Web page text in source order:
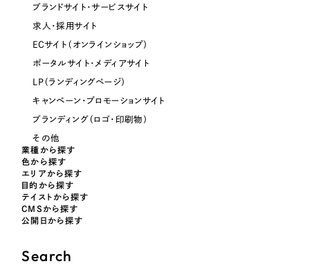
オレンジ・橙色
イエロー・黄色
グリーン・緑色
ブルー・青色
パープル・紫色
ピンク・桃色
カラフル・多色
ブランドサイト・サービスサイト
求人・採用サイト
ECサイト（オンラインショップ）
ポータルサイト・メディアサイト
LP（ランディングページ）
キャンペーン・プロモーションサイト
ブランディング（ロゴ・印刷物）
その他
業種から探す
色から探す
エリアから探す
目的から探す
テイストから探す
CMSから探す
公開日から探す
Search